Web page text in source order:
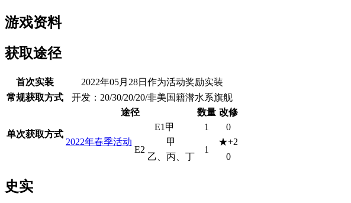
游戏资料
获取途径
首次实装
2022年05月28日作为活动奖励实装
常规获取方式
开发：20/30/20/20/非美国籍潜水系旗舰
单次获取方式
途径 数量 改修
2022年春季活动
E1甲 1 0
E2
甲
1
★+2
乙、丙、丁
0
史实